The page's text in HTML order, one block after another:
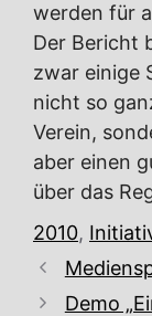
werden für
Der Bericht
zwar einige
nicht so
Verein,
aber einen
über das
Kategorien
2010,
Demo